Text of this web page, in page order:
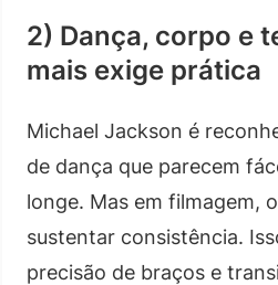
2) Dança, corpo e
mais exige prática
Michael Jackson é
de dança que parecem
longe. Mas em filmagem,
sustentar consistência.
precisão de braços e